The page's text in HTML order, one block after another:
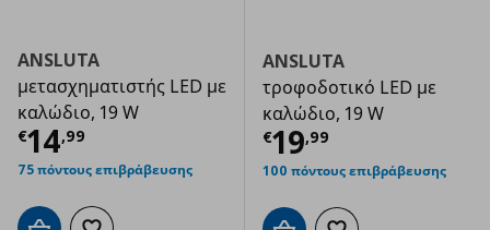
ANSLUTA
μετασχηματιστής LED με
καλώδιο, 19 W
€14,99
Τρέχουσα τιμή € 14,99
75 πόντους επιβράβευσης
ANSLUTA
τροφοδοτικό LED με
καλώδιο, 19 W
€19,99
Τρέχουσα
100 πόντους επιβράβευσης